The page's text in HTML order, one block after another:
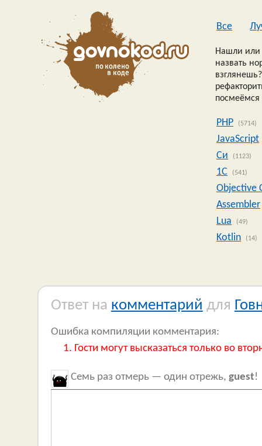
Все
Нашли или
назвать
посмеёмся
PHP (5714)
JavaScript
Си
(1123)
1C (541)
Objective
Assembler
Lua
(49)
Kotlin (14)
Ответ на комментарий для
Ошибка компиляции комментария:
Гости могут высказаться только во
Семь раз отмерь — один отрежь, guest!